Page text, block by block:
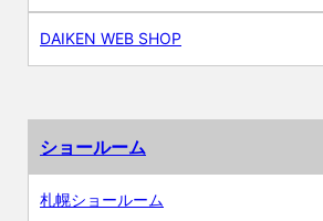
DAIKEN WEB SHOP
ショールーム
札幌ショールーム